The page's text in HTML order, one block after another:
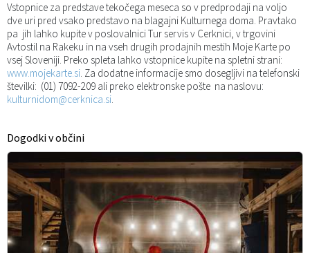
Vstopnice za predstave tekočega meseca so v predprodaji na voljo
dve uri pred vsako predstavo na blagajni Kulturnega doma. Pravtako
pa jih lahko kupite v poslovalnici Tur servis v Cerknici, v trgovini
Avtostil na Rakeku in na vseh drugih prodajnih mestih Moje Karte po
vsej Sloveniji. Preko spleta lahko vstopnice kupite na spletni strani:
www.mojekarte.si. Za dodatne informacije smo dosegljivi na telefonski
številki: (01) 7092-209 ali preko elektronske pošte na naslovu:
kulturnidom@cerknica.si.
Dogodki v občini